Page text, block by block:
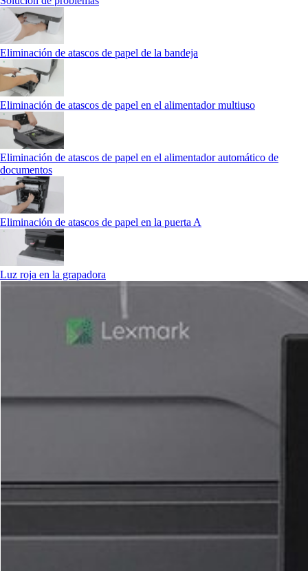
Eliminación de atascos de papel de la bandeja
Eliminación de atascos de papel en el alimentador multiuso
Eliminación de atascos de papel en el alimentador automático de
documentos
Eliminación de atascos de papel en la puerta A
Luz roja en la grapadora